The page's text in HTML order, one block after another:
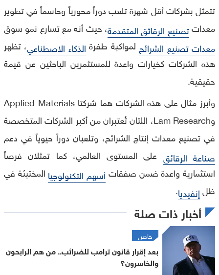
تتمثل بشركات أقل شهرة تلعب دوراً محورياً وحاسماً في تطوير
معداتتصنيع الرقائق المتقدمة، حيث أنه مع تسارع نمو سوق
معدات تصنيع الشرائح لمواكبة طفرة الذكاء الاصطناعي، تظهر
هذه الشركات كخيارات واعدة للمستثمرين الباحثين عن قيمة
حقيقية.
وأبرز مثال على هذه الشركات هما شركتا Applied Materials
وLam Research، اللتان تُعتبران من أكبر الشركات المتخصصة
في تصنيع معدات إنتاج الشرائح، وتلعبان دوراً حيوياً في دعم
صناعة الرقائق على المستوى العالمي، كما تمثلان فرصاً
استثمارية واعدة ضمن صفقاتأسهم التكنولوجيا المختبئة في
ظلإنفيديا.
أخبار ذات صلة
خاص
بعد إقرار قانون ترامب للضرائب.. من هم الرابحون
والخاسرون؟